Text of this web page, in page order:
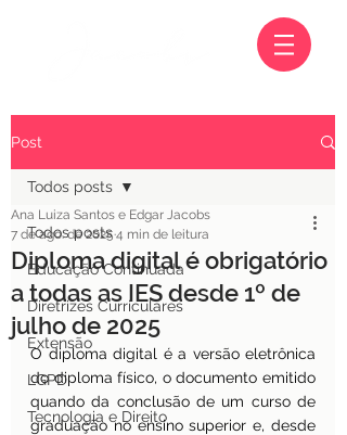
Post
Todos posts
Educação Continuada
Diretrizes Curriculares
Extensão
LGPD
Tecnologia e Direito
Todos posts
Diploma digital é obrigatório
a todas as IES desde 1º de
julho de 2025
Ana Luiza Santos e Edgar Jacobs
7 de ago. de 2025 4 min de leitura
O diploma digital é a versão eletrônica
do diploma físico, o documento emitido
quando da conclusão de um curso de
graduação no ensino superior e, desde